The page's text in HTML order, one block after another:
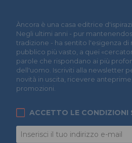
Àncora è una casa editrice
Negli ultimi anni - pur
tradizione - ha sentito l'esigenza di
pubblico più vasto, a quei
parole che rispondano ai più
dell'uomo. Iscriviti alla newsletter
novità in uscita, ricevere
promozioni.
ACCETTO LE CONDIZIONI